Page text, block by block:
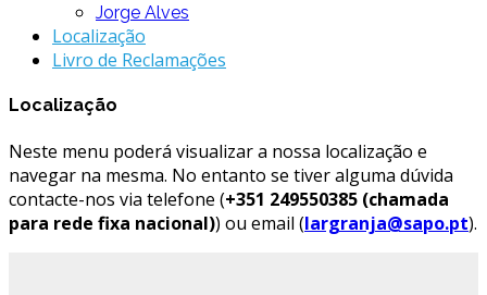
Jorge Alves
Localização
Livro de Reclamações
Localização
Neste menu poderá visualizar a nossa localização e
navegar na mesma. No entanto se tiver alguma dúvida
contacte-nos via telefone (+351 249550385 (chamada
para rede fixa nacional)) ou email (largranja@sapo.pt).